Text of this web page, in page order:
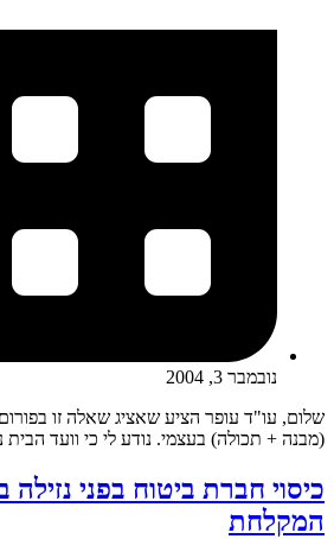
נובמבר 3, 2004
שלום, עו"ד עופר הציע שאציג שאלה זו
(מבנה + תכולה) בעצמי. נודע לי כי וועד הבית
כיסוי חברת ביטוח בפני נזילה
המקלחת